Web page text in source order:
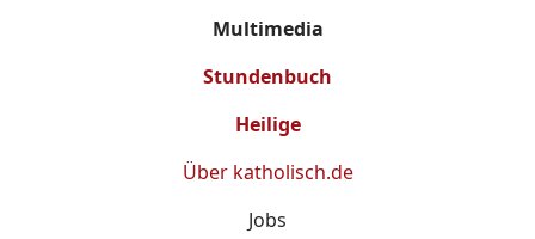
Multimedia
Stundenbuch
Heilige
Über katholisch.de
Jobs